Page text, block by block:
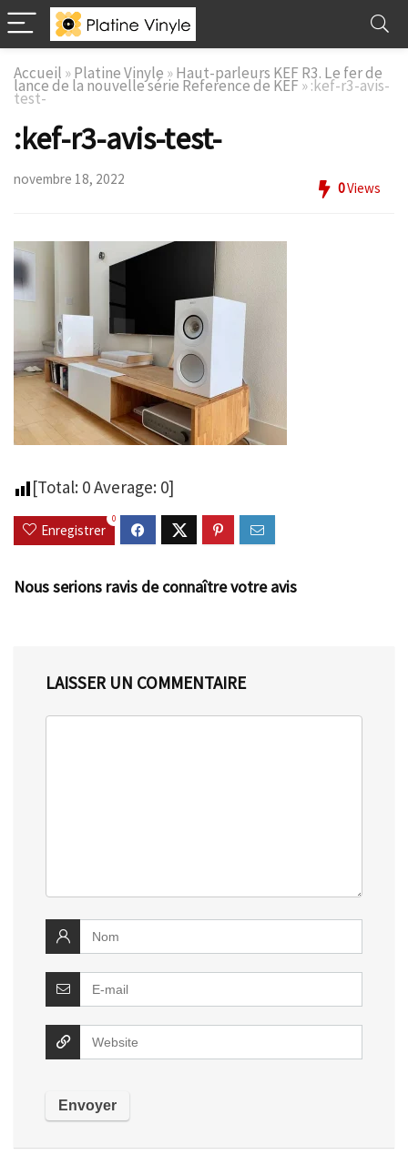
Accueil »Platine Vinyle »Haut-parleurs KEF R3. Le fer de
lance de la nouvelle série Reference de KEF »:kef-r3-avis-
test-
:kef-r3-avis-test-
novembre 18, 2022
0Views
[Total: 0Average: 0]
Enregistrer
0
Nous serions ravis de connaître votre avis
LAISSER UN COMMENTAIRE